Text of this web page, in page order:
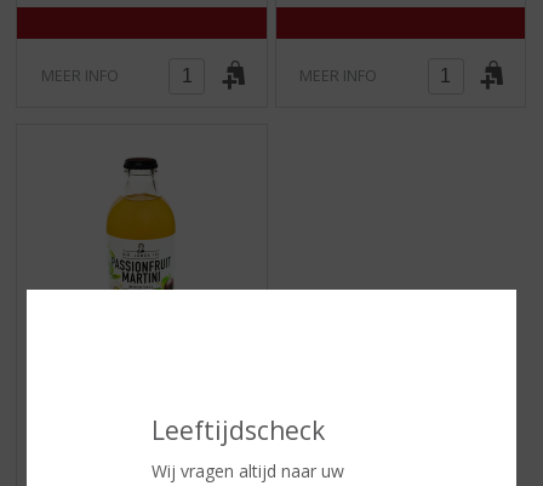
Leeftijdscheck
Wij vragen altijd naar uw
)
MEER INFO
)
MEER INFO
Passionfruit Martini